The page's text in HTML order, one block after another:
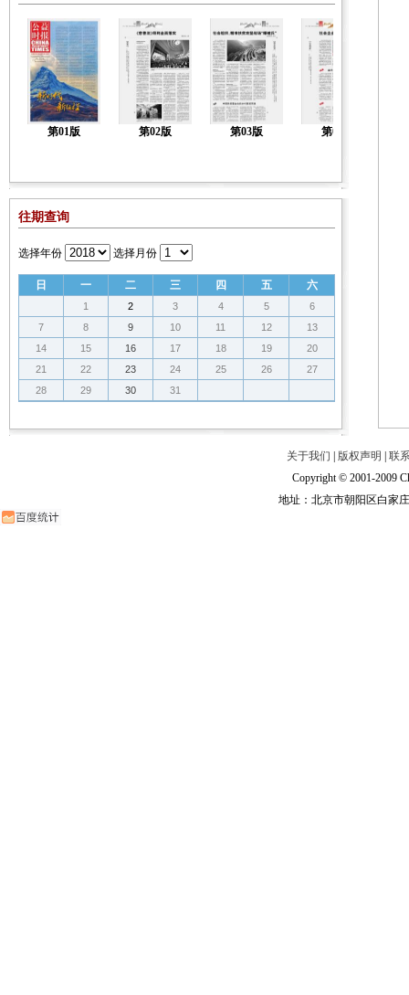
第01版 第02版 第03版 第04版
往期查询
选择年份 选择月份
日 一 二 三 四 五 六
1 2 3 4 5
6
7
8 9 10 11 12
13
14
15 16 17 18 19
20
21
22 23 24 25 26
27
28
29 30 31
关于我们 版权声明
联
Copyright © 2001-2009
地址：北京市朝阳区白家